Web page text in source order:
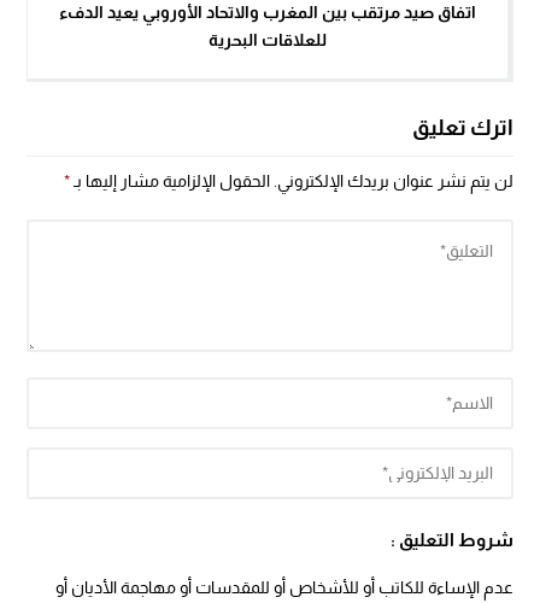
اتفاق صيد مرتقب بين المغرب والاتحاد الأوروبي يعيد الدفء
للعلاقات البحرية
اترك تعليق
لن يتم نشر عنوان بريدك الإلكتروني. الحقول الإلزامية مشار إليها بـ*
شروط التعليق :
عدم الإساءة للكاتب أو للأشخاص أو للمقدسات أو مهاجمة الأديان أو